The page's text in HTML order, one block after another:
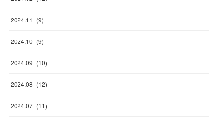
2024.11 (9)
2024.10 (9)
2024.09 (10)
2024.08 (12)
2024.07 (11)